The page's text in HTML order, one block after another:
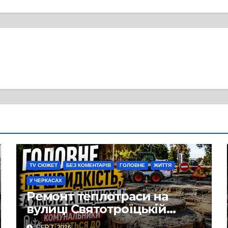
TV СЮЖЕТ БЕЗ КОМЕНТАРІВ ГОЛОВНЕ ЖИТТЯ
У ЧЕРКАСАХ
Ремонт теплотраси на
вулиці Святотроїцькій
затягнувся порівняно із